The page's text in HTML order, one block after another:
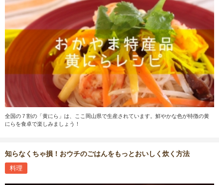
全国の７割の「黄にら」は、ここ岡山県で生産されています。鮮やかな色が特徴の黄
にらを食卓で楽しみましょう！
知らなくちゃ損！おウチのごはんをもっとおいしく炊く方法
料理